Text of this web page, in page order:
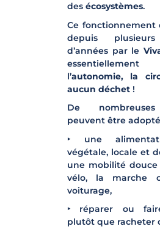
des écosystèmes.
Ce fonctionnement
depuis
d’années par le
l’autonomie, la
aucun déchet !
De
peuvent être
‣ une
végétale, locale et
une mobilité douce
vélo, la marche
voiturage,
‣ réparer ou
plutôt que racheter